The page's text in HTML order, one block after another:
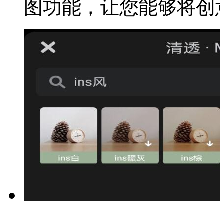
图功能，让您能够将